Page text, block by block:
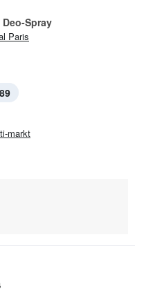
Spray
Paris
markt